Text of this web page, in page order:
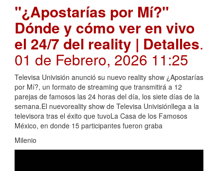
"¿Apostarías por Mí?"
Dónde y cómo ver en vivo
el 24/7 del reality | Detalles.
01 de Febrero, 2026 11:25
Televisa Univisión anunció su nuevo reality show ¿Apostarías
por Mí?, un formato de streaming que transmitirá a 12
parejas de famosos las 24 horas del día, los siete días de la
semana.El nuevoreality show de Televisa Univisiónllega a la
televisora tras el éxito que tuvoLa Casa de los Famosos
México, en donde 15 participantes fueron graba
Milenio